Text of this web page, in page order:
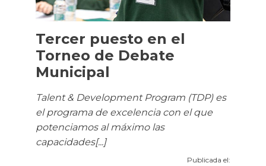
Tercer puesto en el
Torneo de Debate
Municipal
Talent & Development Program (TDP) es
el programa de excelencia con el que
potenciamos al máximo las
capacidades[...]
Publicada el: